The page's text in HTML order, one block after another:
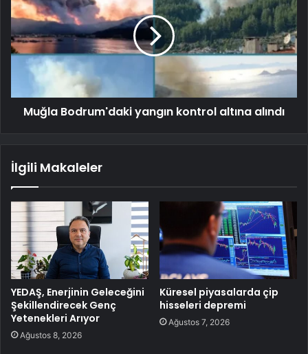
Muğla Bodrum'daki yangın kontrol altına alındı
İlgili Makaleler
YEDAŞ, Enerjinin Geleceğini
Şekillendirecek Genç
Yetenekleri Arıyor
Ağustos 8, 2026
Küresel piyasalarda çip
hisseleri depremi
Ağustos 7, 2026